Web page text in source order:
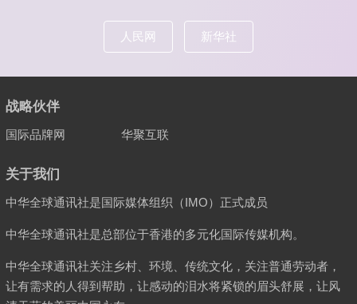
人民网 新华社
战略伙伴
国际品牌网 华聚互联
关于我们
中华全球通讯社是国际媒体组织（IMO）正式成员
中华全球通讯社是总部位于香港的多元化国际传媒机构。
中华全球通讯社关注乡村、环境、传统文化，关注普通劳动者，
让有需求的人得到帮助，让感动的泪水将紧锁的眉头舒展，让风